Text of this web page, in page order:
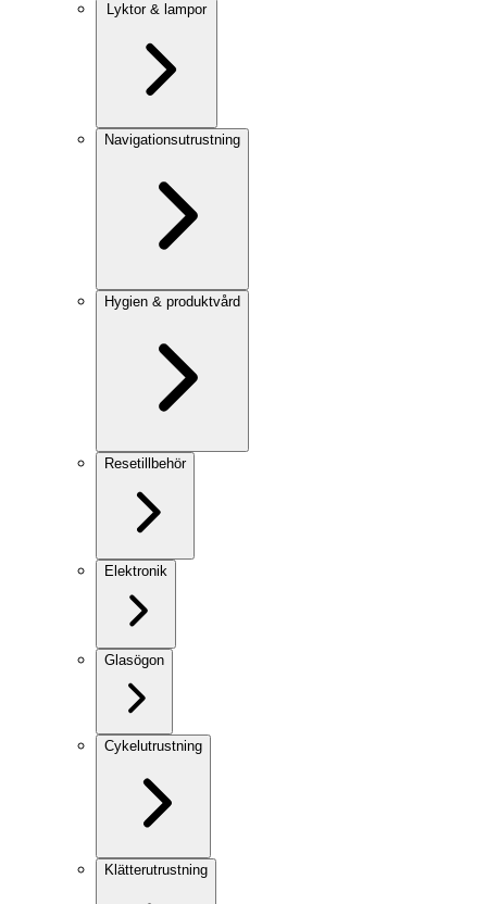
Lyktor & lampor
Navigationsutrustning
Hygien & produktvård
Resetillbehör
Elektronik
Glasögon
Cykelutrustning
Klätterutrustning